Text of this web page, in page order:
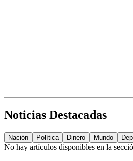
Noticias Destacadas
Nación Política Dinero Mundo
No hay artículos disponibles en la